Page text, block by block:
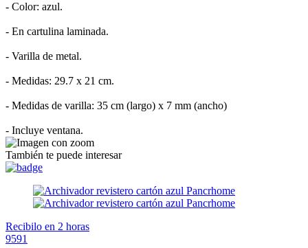
- Color: azul.
- En cartulina laminada.
- Varilla de metal.
- Medidas: 29.7 x 21 cm.
- Medidas de varilla: 35 cm (largo) x 7 mm (ancho)
- Incluye ventana.
También te puede interesar
Recibilo en 2 horas
9591